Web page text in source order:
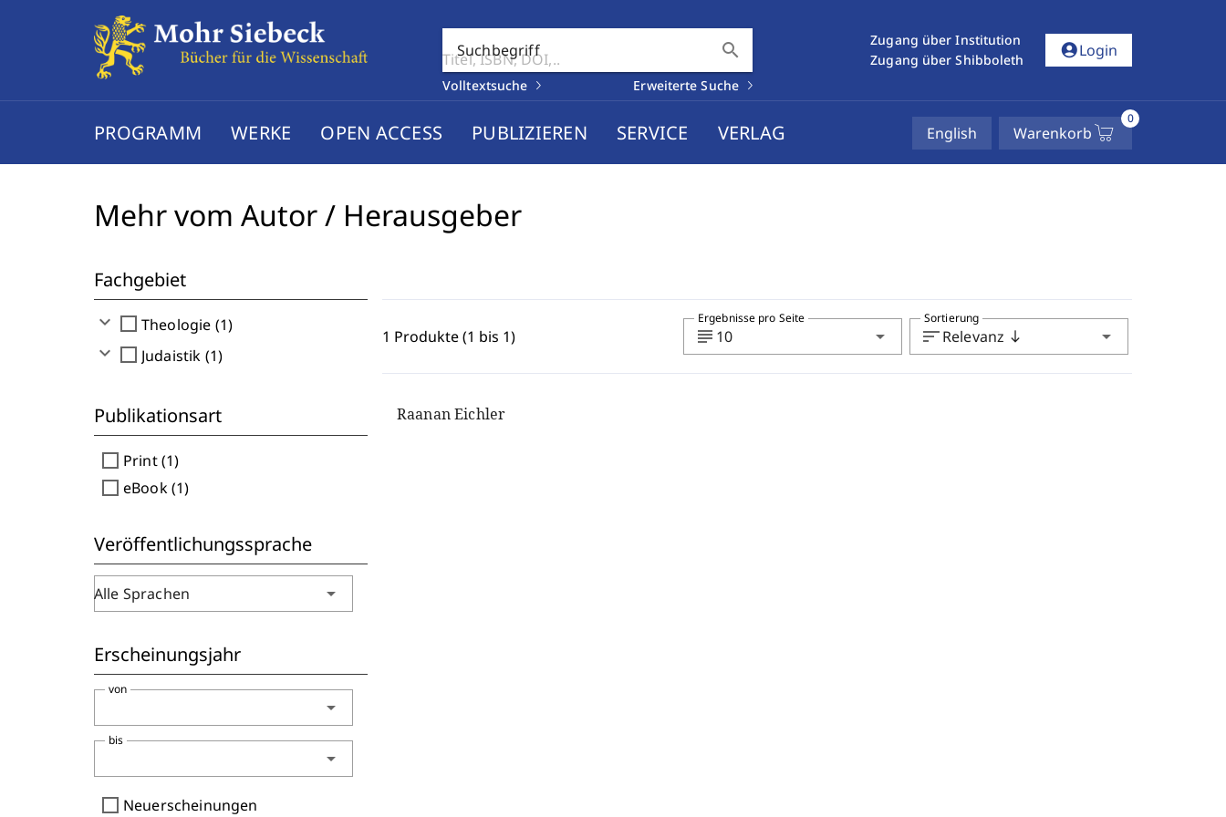
Suchbegriff search
Volltextsuche Erweiterte Suche
Zugang über Institution
Zugang über Shibboleth
account_circleLogin
PROGRAMM WERKE OPEN ACCESS PUBLIZIEREN SERVICE VERLAG English Warenkorb
0
Mehr vom Autor / Herausgeber
Fachgebiet
expand_more check_box_outline_blank Theologie (1)
expand_more check_box_outline_blank Judaistik (1)
Publikationsart
check_box_outline_blank Print (1)
check_box_outline_blank eBook (1)
Veröffentlichungssprache
Alle Sprachen arrow_drop_down
Erscheinungsjahr
arrow_drop_down
von
arrow_drop_down
bis
check_box_outline_blank Neuerscheinungen
1 Produkte (1 bis 1) subject 10 arrow_drop_down
Ergebnisse pro Seite
sortRelevanz south arrow_drop_down
Sortierung
Raanan Eichler